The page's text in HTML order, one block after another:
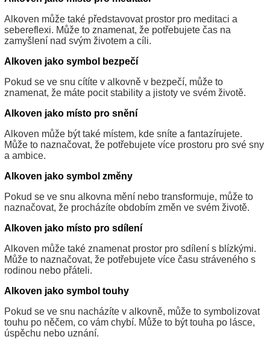
Alkoven může také představovat prostor pro meditaci a
sebereflexi. Může to znamenat, že potřebujete čas na
zamyšlení nad svým životem a cíli.
Alkoven jako symbol bezpečí
Pokud se ve snu cítíte v alkovně v bezpečí, může to
znamenat, že máte pocit stability a jistoty ve svém životě.
Alkoven jako místo pro snění
Alkoven může být také místem, kde sníte a fantazírujete.
Může to naznačovat, že potřebujete více prostoru pro své sny
a ambice.
Alkoven jako symbol změny
Pokud se ve snu alkovna mění nebo transformuje, může to
naznačovat, že procházíte obdobím změn ve svém životě.
Alkoven jako místo pro sdílení
Alkoven může také znamenat prostor pro sdílení s blízkými.
Může to naznačovat, že potřebujete více času stráveného s
rodinou nebo přáteli.
Alkoven jako symbol touhy
Pokud se ve snu nacházíte v alkovně, může to symbolizovat
touhu po něčem, co vám chybí. Může to být touha po lásce,
úspěchu nebo uznání.